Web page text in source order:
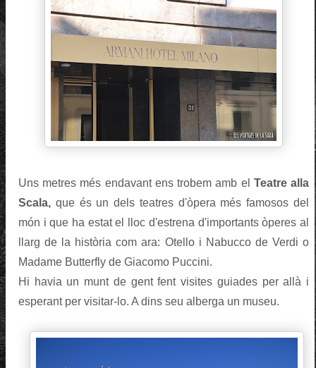
Uns metres més endavant ens trobem amb el Teatre alla
Scala, que és un dels teatres d'òpera més famosos del
món i que ha estat el lloc d'estrena d'importants òperes al
llarg de la història com ara: Otello i Nabucco de Verdi o
Madame Butterfly de Giacomo Puccini.
Hi havia un munt de gent fent visites guiades per allà i
esperant per visitar-lo. A dins seu alberga un museu.